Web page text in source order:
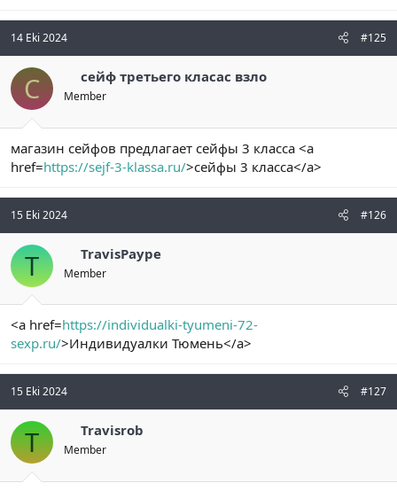
14 Eki 2024 #125
С сейф третьего класас взло
Member
магазин сейфов предлагает сейфы 3 класса <a
href=https://sejf-3-klassa.ru/>сейфы 3 класса</a>
15 Eki 2024 #126
T TravisPaype
Member
<a href=https://individualki-tyumeni-72-
sexp.ru/>Индивидуалки Тюмень</a>
15 Eki 2024 #127
T Travisrob
Member